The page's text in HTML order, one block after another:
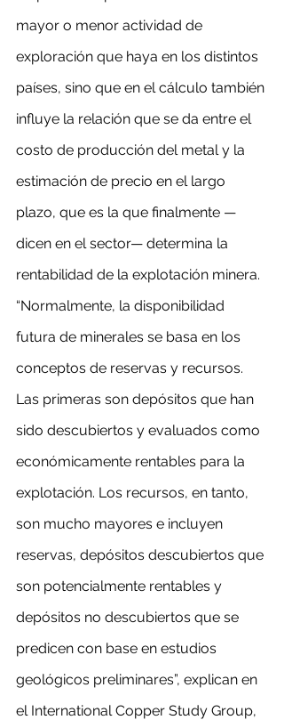
mayor o menor actividad de
exploración que haya en los distintos
países, sino que en el cálculo también
influye la relación que se da entre el
costo de producción del metal y la
estimación de precio en el largo
plazo, que es la que finalmente —
dicen en el sector— determina la
rentabilidad de la explotación minera.
“Normalmente, la disponibilidad
futura de minerales se basa en los
conceptos de reservas y recursos.
Las primeras son depósitos que han
sido descubiertos y evaluados como
económicamente rentables para la
explotación. Los recursos, en tanto,
son mucho mayores e incluyen
reservas, depósitos descubiertos que
son potencialmente rentables y
depósitos no descubiertos que se
predicen con base en estudios
geológicos preliminares”, explican en
el International Copper Study Group,